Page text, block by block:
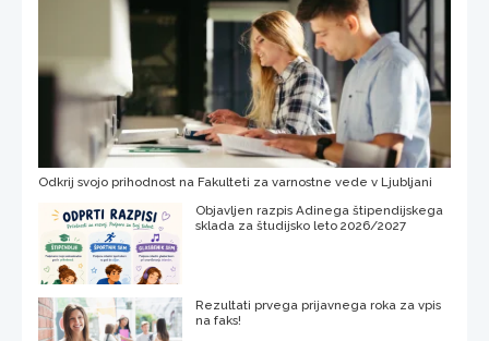
Odkrij svojo prihodnost na Fakulteti za varnostne vede v Ljubljani
Objavljen razpis Adinega štipendijskega
sklada za študijsko leto 2026/2027
Rezultati prvega prijavnega roka za vpis
na faks!